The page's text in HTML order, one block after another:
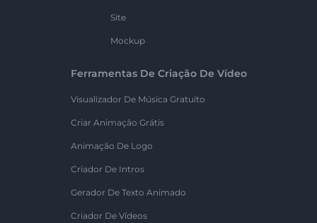
Site
Mockup
Ferramentas De Criação De Vídeo
Visualizador De Música Gratuito
Criar Animação Grátis
Animação De Logo
Criador De Intros
Gerador De Texto Animado
Criador De Vídeos